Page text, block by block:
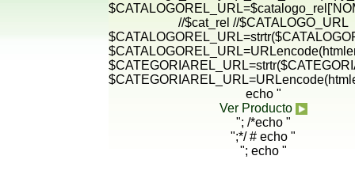
//$cat_rel //$CATALOGO_URL
echo "
Ver Producto
"; /*echo "
";*/ # echo "
"; echo "